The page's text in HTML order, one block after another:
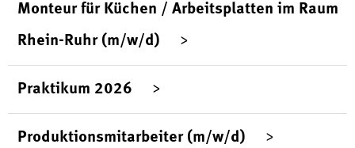
Monteur für Küchen / Arbeitsplatten im Raum
Rhein-Ruhr (m/w/d)
Praktikum 2026
Produktionsmitarbeiter (m/w/d)